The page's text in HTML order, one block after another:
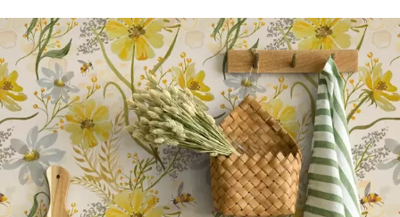
blød svamp. Tapeter med lakfinish kan
rengøres med vand.
Anvendelsesmetode Problemfri anvendelse
Tilgængelige materialer
Standard